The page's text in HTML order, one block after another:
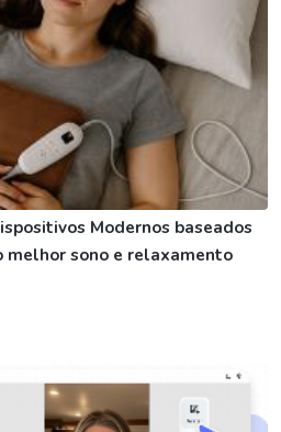
Modernos baseados
melhor sono e relaxamento